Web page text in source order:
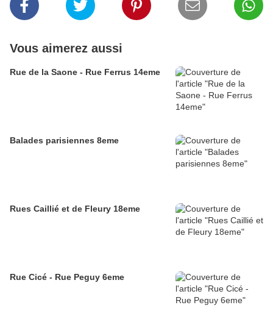
Vous aimerez aussi
Rue de la Saone - Rue Ferrus 14eme
Balades parisiennes 8eme
Rues Caillié et de Fleury 18eme
Rue Cicé - Rue Peguy 6eme